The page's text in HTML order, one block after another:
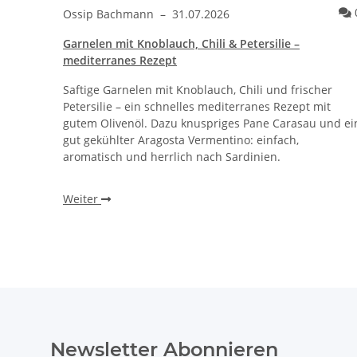
Ossip Bachmann – 31.07.2026
Garnelen mit Knoblauch, Chili & Petersilie –
mediterranes Rezept
Saftige Garnelen mit Knoblauch, Chili und frischer
Petersilie – ein schnelles mediterranes Rezept mit
gutem Olivenöl. Dazu knuspriges Pane Carasau und
gut gekühlter Aragosta Vermentino: einfach,
aromatisch und herrlich nach Sardinien.
Weiter
Newsletter Abonnieren